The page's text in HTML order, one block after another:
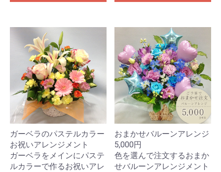
ガーベラのパステルカラー
お祝いアレンジメント
ガーベラをメインにパステ
ルカラーで作るお祝いアレ
おまかせバルーンアレンジ
5,000円
色を選んで注文するおまか
せバルーンアレンジメント